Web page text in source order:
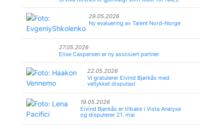
29.05.2026
Ny evaluering av Talent Nord-Norge
27.05.2026
Elise Caspersen er ny assosiert partner
22.05.2026
Vi gratulerer Eivind Bjørkås med
vellykket disputas!
19.05.2026
Eivind Bjørkås er tilbake i Vista Analyse
og disputerer 21. mai